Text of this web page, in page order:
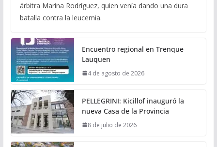
árbitra Marina Rodríguez, quien venía dando una dura
batalla contra la leucemia.
Encuentro regional en Trenque
Lauquen
4 de agosto de 2026
PELLEGRINI: Kicillof inauguró la
nueva Casa de la Provincia
8 de julio de 2026